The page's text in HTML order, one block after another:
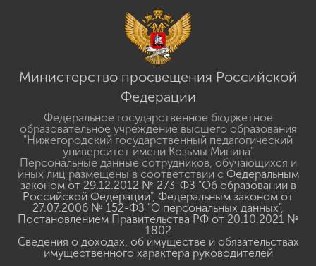
Министерство просвещения Российской
Федерации
Федеральное государственное бюджетное
образовательное учреждение высшего образования
"Нижегородский государственный педагогический
университет имени Козьмы Минина"
Персональные данные сотрудников, обучающихся и
иных лиц размещены в соответствии с Федеральным
законом от 29.12.2012 № 273-ФЗ "Об образовании в
Российской Федерации", Федеральным законом от
27.07.2006 № 152-ФЗ "О персональных данных",
Постановлением Правительства РФ от 20.10.2021 №
1802
Сведения о доходах, об имуществе и обязательствах
имущественного характера руководителей